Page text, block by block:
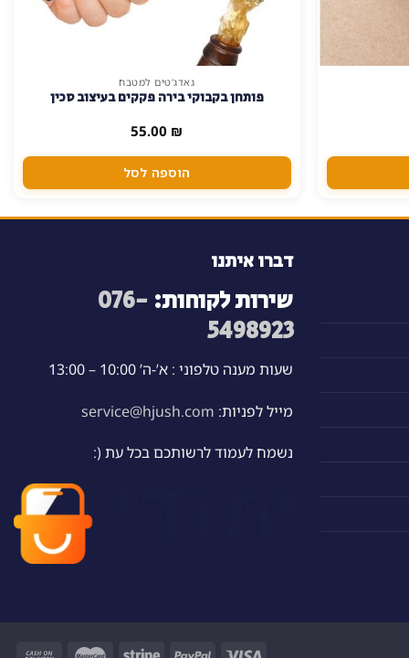
גאדג'טים למטבח
פותחן בקבוקי בירה פקקים בעיצוב סכין
55.00 ₪
הוספה לסל
דברו איתנו
שירות לקוחות: 076-
5498923
שעות מענה טלפוני : א’-ה’ 10:00 – 13:00
מייל לפניות: service@hjush.com
נשמח לעמוד לרשותכם בכל עת (: